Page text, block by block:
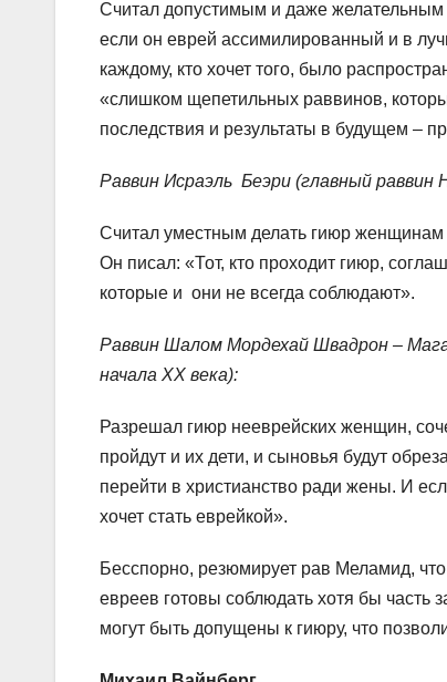
Считал допустимым и даже
если он еврей ассимилированный и в
каждому, кто хочет того, было
«слишком щепетильных раввинов,
последствия и результаты в будущем –
Раввин Исраэль Беэри (главный раввин
Считал уместным делать гиюр женщинам
Он писал: «Тот, кто проходит гиюр,
которые и они не всегда соблюдают».
Раввин Шалом Мордехай Швадрон –
начала XX века):
Разрешал гиюр нееврейских женщин,
пройдут и их дети, и сыновья будут
перейти в христианство ради жены. И
хочет стать еврейкой».
Бесспорно, резюмирует рав Меламид,
евреев готовы соблюдать хотя бы часть
могут быть допущены к гиюру, что